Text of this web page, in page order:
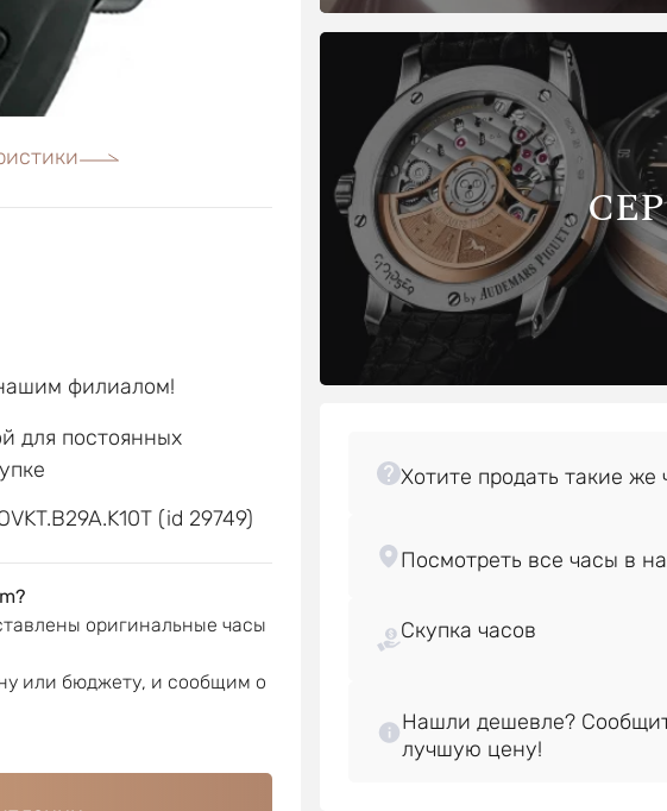
филиалом!
для постоянных
(id 29749)
оригинальные часы
или бюджету, и сообщим о
Скупка часов
Нашли дешевле?